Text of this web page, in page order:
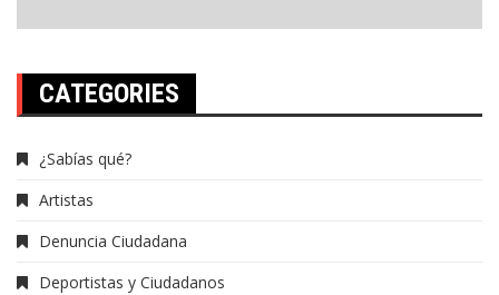
CATEGORIES
¿Sabías qué?
Artistas
Denuncia Ciudadana
Deportistas y Ciudadanos